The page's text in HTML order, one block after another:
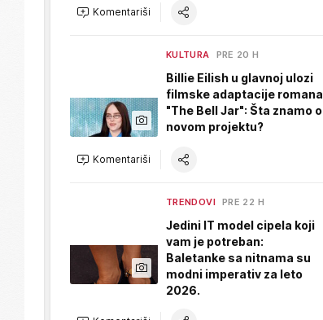
Komentariši
KULTURA PRE 20 H
Billie Eilish u glavnoj ulozi
filmske adaptacije romana
"The Bell Jar": Šta znamo o
novom projektu?
Komentariši
TRENDOVI PRE 22 H
Jedini IT model cipela koji
vam je potreban:
Baletanke sa nitnama su
modni imperativ za leto
2026.